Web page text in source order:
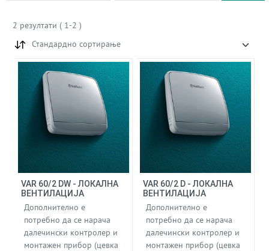
2 резултати ( 1-2 )
Стандардно сортирање
VAR 60/2 DW - ЛОКАЛНА
ВЕНТИЛАЦИЈА
Дополнително е
потребно да се нарача
далечински контролер и
монтажен прибор (цевка
VAR 60/2 D - ЛОКАЛНА
ВЕНТИЛАЦИЈА
Дополнително е
потребно да се нарача
далечински контролер и
монтажен прибор (цевка